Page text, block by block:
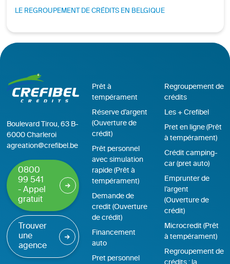
LE REGROUPEMENT DE CRÉDITS EN BELGIQUE
Boulevard Tirou, 63 B-
6000 Charleroi
agreation@crefibel.be
0800
99 541
- Appel
gratuit
Trouver
une
agence
Prêt à
tempérament
Réserve d’argent
(Ouverture de
crédit)
Prêt personnel
avec simulation
rapide (Prêt à
tempérament)
Demande de
credit (Ouverture
de crédit)
Financement
auto
Pret personnel
Regroupement de
crédits
Les + Crefibel
Pret en ligne (Prêt
à tempérament)
Crédit camping-
car (pret auto)
Emprunter de
l’argent
(Ouverture de
crédit)
Microcredit (Prêt
à tempérament)
Regroupement de